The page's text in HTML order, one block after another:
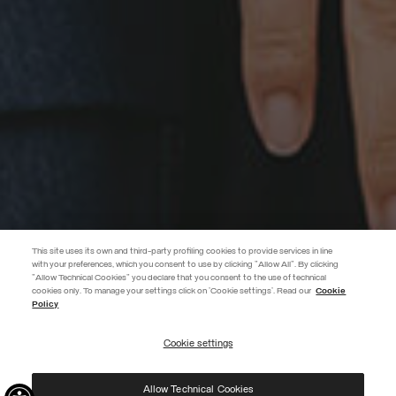
EXTRA 10%
Usa il codice EXTRA10 sui prodotti in saldo per ottenere un ulteriore
This site uses its own and third-party profiling cookies to provide services in line
with your preferences, which you consent to use by clicking "Allow All". By clicking
"Allow Technical Cookies" you declare that you consent to the use of technical
cookies only. To manage your settings click on 'Cookie settings'. Read our Cookie
Policy
Cookie settings
Allow Technical Cookies